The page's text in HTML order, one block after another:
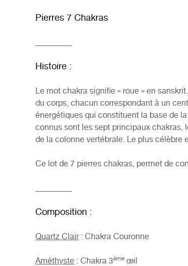
Pierres 7 Chakras
_________
Histoire :
Le mot chakra signifie « roue » en
du corps, chacun correspondant à un
énergétiques qui constituent la base de
connus sont les sept principaux chakras,
de la colonne vertébrale. Le plus célèbre
Ce lot de 7 pierres chakras, permet de
_________
Composition :
Quartz Clair: Chakra Couronne
Améthyste : Chakra 3ème œil